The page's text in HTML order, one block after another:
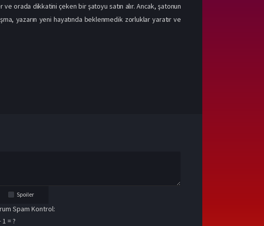
orada dikkatini çeken bir şatoyu satın alır. Ancak, şatonun
yazarın yeni hayatında beklenmedik zorluklar yaratır ve
Spoiler
Spam Kontrol:
1 = ?